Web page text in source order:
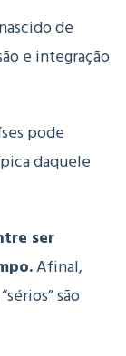
de
e integração
pode
daquele
ser
Afinal,
são